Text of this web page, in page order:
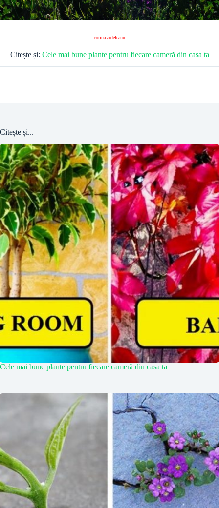
corina ardeleanu
Citește și: Cele mai bune plante pentru fiecare cameră din casa ta
Citește și...
Cele mai bune plante pentru fiecare cameră din casa ta